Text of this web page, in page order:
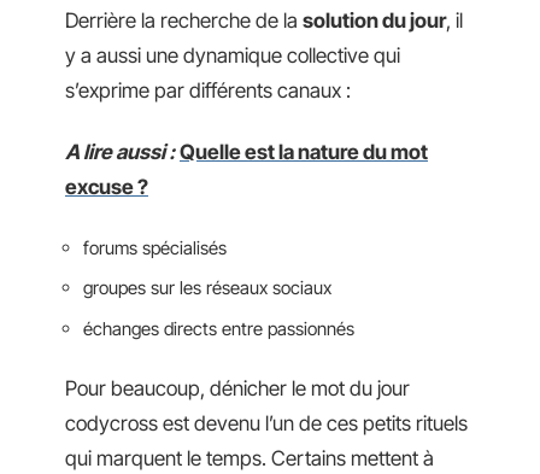
Derrière la recherche de la solution du jour, il
y a aussi une dynamique collective qui
s’exprime par différents canaux :
A lire aussi : Quelle est la nature du mot
excuse ?
forums spécialisés
groupes sur les réseaux sociaux
échanges directs entre passionnés
Pour beaucoup, dénicher le mot du jour
codycross est devenu l’un de ces petits rituels
qui marquent le temps. Certains mettent à